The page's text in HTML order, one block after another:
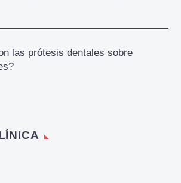
las prótesis dentales sobre